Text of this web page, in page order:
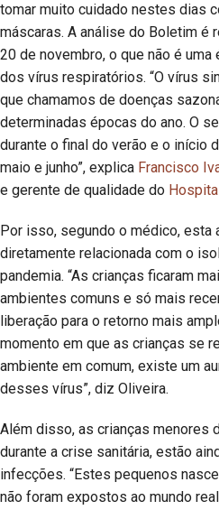
tomar muito cuidado nestes dias
máscaras. A análise do Boletim é
20 de novembro, o que não é
dos vírus respiratórios. “O vírus
que chamamos de doenças
determinadas épocas do ano. O
durante o final do verão e o início
maio e junho”, explica Francisco
e gerente de qualidade do
Por isso, segundo o médico, esta
diretamente relacionada com o
pandemia. “As crianças ficaram
ambientes comuns e só mais
liberação para o retorno mais
momento em que as crianças se
ambiente em comum, existe um
desses vírus”, diz Oliveira.
Além disso, as crianças menores
durante a crise sanitária, estão
infecções. “Estes pequenos
não foram expostos ao mundo